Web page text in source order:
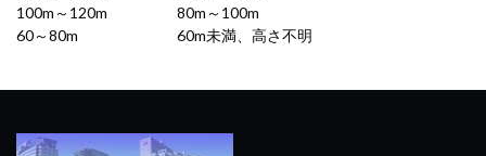
100m～120m
80m～100m
60～80m
60m未満、高さ不明